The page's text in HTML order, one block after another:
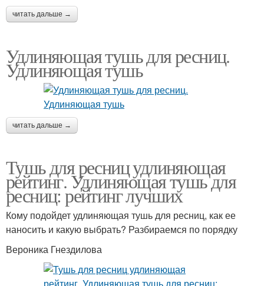
читать дальше →
Удлиняющая тушь для ресниц.
Удлиняющая тушь
читать дальше →
Тушь для ресниц удлиняющая
рейтинг. Удлиняющая тушь для
ресниц: рейтинг лучших
Кому подойдет удлиняющая тушь для ресниц, как ее
наносить и какую выбрать? Разбираемся по порядку
Вероника Гнездилова